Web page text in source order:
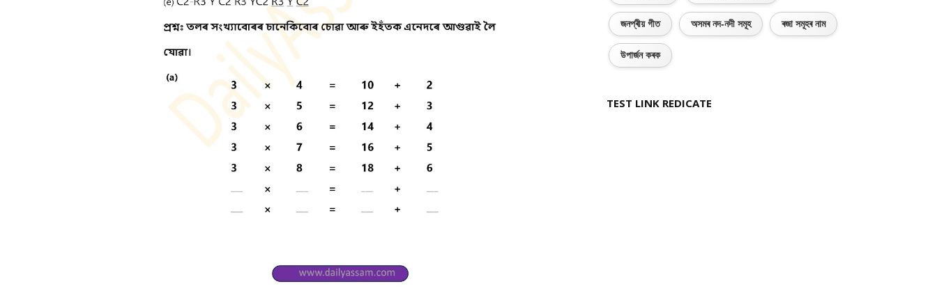
জনপ্ৰীয় গীত অসমৰ নদ-নদী সমূহ ৰজা সমূহৰ নাম
উপাৰ্জন কৰক
TEST LINK REDICATE